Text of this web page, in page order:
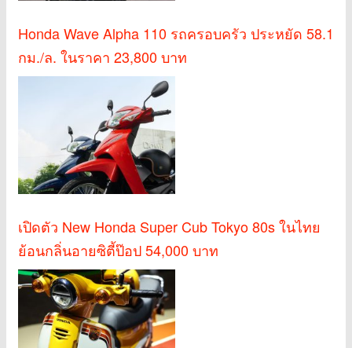
Honda Wave Alpha 110 รถครอบครัว ประหยัด 58.1
กม./ล. ในราคา 23,800 บาท
เปิดตัว New Honda Super Cub Tokyo 80s ในไทย
ย้อนกลิ่นอายซิตี้ป๊อป 54,000 บาท